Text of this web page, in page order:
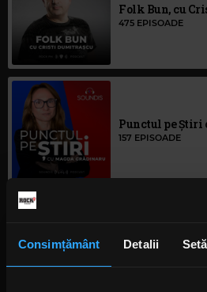
Consimțământ Detalii
Folk Bun, cu
475 EPISOADE
Punctul pe Știri
157 EPISOADE
Rock This Way,